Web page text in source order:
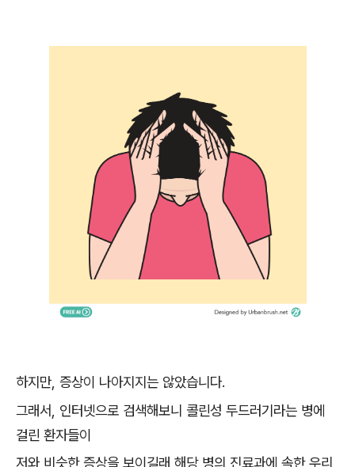
하지만, 증상이 나아지지는 않았습니다.
그래서, 인터넷으로 검색해보니 콜린성 두드러기라는 병에
걸린 환자들이
저와 비슷한 증상을 보이길래 해당 병의 진료과에 속한 우리